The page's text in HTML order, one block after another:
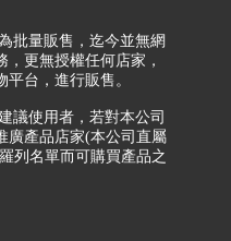
量販售，迄今並無網
更無授權任何店家，
台，進行販售。
使用者，若對本公司
廣產品店家(本公司直屬
列名單而可購買產品之